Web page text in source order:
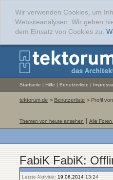
Wir verwenden Cookies, um
Websiteanalysen. Wir geben
dem Einsatz von Cookies zu.
Startseite | Hilfe | Benutzerliste |
tektorum.de > Benutzerliste > Profil
Themen von heute ansehen Alle
FabiK FabiK:
Letzte Aktivität: 19.06.2014 13:24